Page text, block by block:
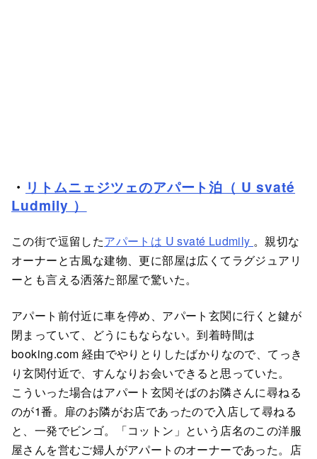
・ リトムニェジツェのアパート泊（ U svaté
Ludmily ）
この街で逗留したアパートは U svaté Ludmily 。親切な
オーナーと古風な建物、更に部屋は広くてラグジュアリ
ーとも言える洒落た部屋で驚いた。
アパート前付近に車を停め、アパート玄関に行くと鍵が
閉まっていて、どうにもならない。到着時間は
booking.com 経由でやりとりしたばかりなので、てっき
り玄関付近で、すんなりお会いできると思っていた。
こういった場合はアパート玄関そばのお隣さんに尋ねる
のが1番。扉のお隣がお店であったので入店して尋ねる
と、一発でビンゴ。「コットン」という店名のこの洋服
屋さんを営むご婦人がアパートのオーナーであった。店